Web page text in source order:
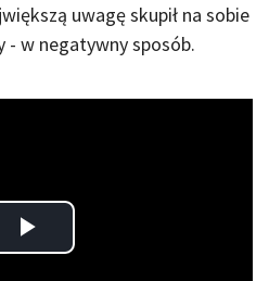
uwagę skupił na sobie
- w negatywny sposób.
Play